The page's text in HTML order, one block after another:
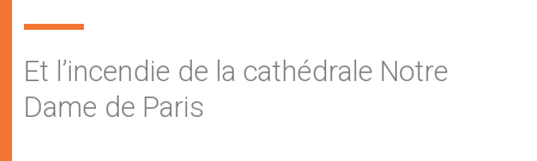
Et l’incendie de la cathédrale Notre
Dame de Paris